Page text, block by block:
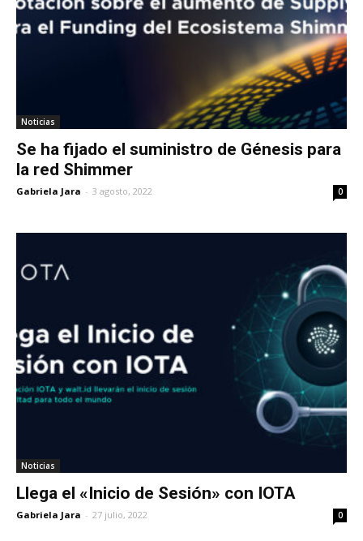
Noticias
Se ha fijado el suministro de Génesis para
la red Shimmer
Gabriela Jara - 3 agosto, 2022 0
Noticias
Llega el «Inicio de Sesión» con IOTA
Gabriela Jara - 27 julio, 2022 0